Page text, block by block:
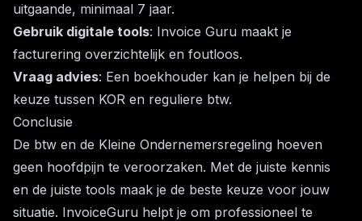
uitgaande, minimaal 7 jaar.
Gebruik digitale tools: Invoice Guru maakt je
facturering overzichtelijk en foutloos.
Vraag advies: Een boekhouder kan je helpen bij de
keuze tussen KOR en reguliere btw.
Conclusie
De btw en de Kleine Ondernemersregeling hoeven
geen hoofdpijn te veroorzaken. Met de juiste kennis
en de juiste tools maak je de beste keuze voor jouw
situatie. InvoiceGuru helpt je om professioneel te